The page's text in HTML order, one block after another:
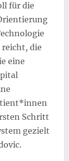
für die
reicht, die
eine
Schritt
gezielt